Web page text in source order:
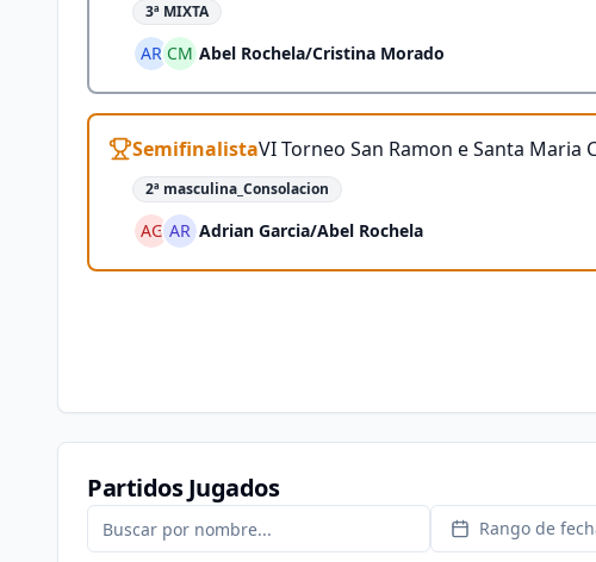
3ª MIXTA
AR CM Abel Rochela/Cristina Morado
SemifinalistaVI Torneo San Ramon e Santa Maria
2ª masculina_Consolacion
AG AR Adrian Garcia/Abel Rochela
Partidos Jugados
Rango de